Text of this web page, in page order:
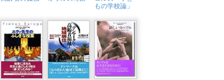
もの学校論」